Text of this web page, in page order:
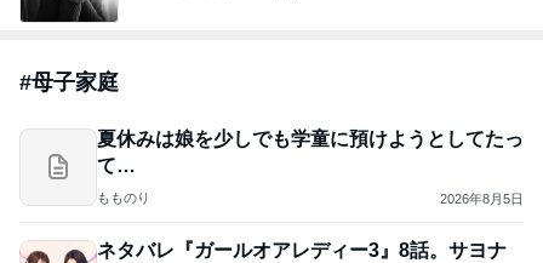
#母子家庭
夏休みは娘を少しでも学童に預けようとしてたっ
て…
もものり 2026年8月5日
ネタバレ『ガールオアレディー3』8話。サヨナ